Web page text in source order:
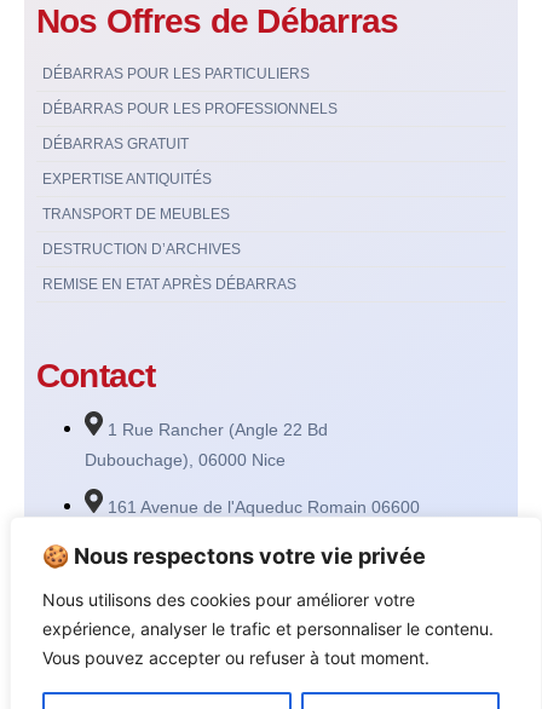
🍪 Nous respectons votre vie privée
Nous utilisons des cookies pour améliorer votre
expérience, analyser le trafic et personnaliser le contenu.
Vous pouvez accepter ou refuser à tout moment.
Nos Offres de Débarras
DÉBARRAS POUR LES PARTICULIERS
DÉBARRAS POUR LES PROFESSIONNELS
DÉBARRAS GRATUIT
EXPERTISE ANTIQUITÉS
TRANSPORT DE MEUBLES
DESTRUCTION D’ARCHIVES
REMISE EN ETAT APRÈS DÉBARRAS
Contact
1 Rue Rancher (Angle 22 Bd
Dubouchage), 06000 Nice
161 Avenue de l'Aqueduc Romain 06600
06 77 90 21 03
Consultez notre blog